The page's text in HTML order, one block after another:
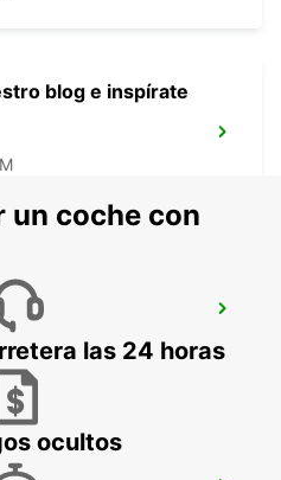
KINGDOM
blog e inspírate
un coche con
las 24 horas
ocultos